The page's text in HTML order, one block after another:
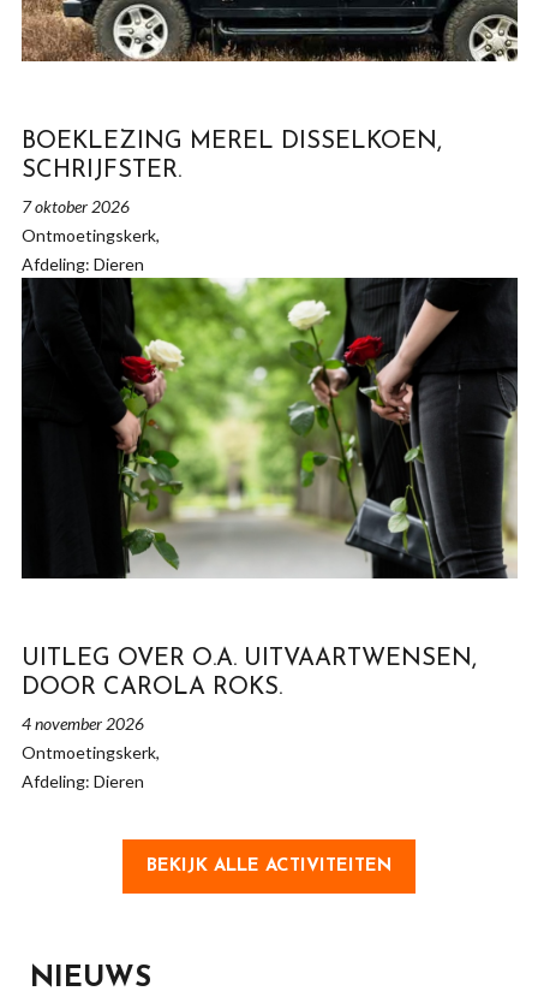
BOEKLEZING MEREL DISSELKOEN,
SCHRIJFSTER.
7 oktober 2026
Ontmoetingskerk,
Afdeling: Dieren
UITLEG OVER O.A. UITVAARTWENSEN,
DOOR CAROLA ROKS.
4 november 2026
Ontmoetingskerk,
Afdeling: Dieren
BEKIJK ALLE ACTIVITEITEN
NIEUWS